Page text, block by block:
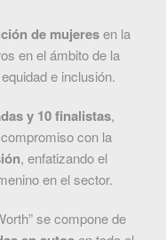
de mujeresen la
en el ámbito de la
e inclusión.
y 10 finalistas,
con la
, enfatizando el
en el sector.
se compone de